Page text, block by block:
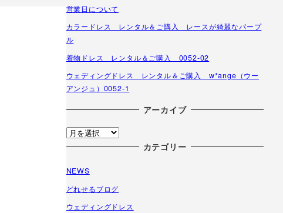
営業日について
カラードレス レンタル＆ご購入 レースが綺麗なパープ
ル
着物ドレス レンタル＆ご購入 0052-02
ウェディングドレス レンタル＆ご購入 w*ange（ウー
アンジュ）0052-1
アーカイブ
ア
ー
イ
ブ
カテゴリー
NEWS
どれせるブログ
ウェディングドレス